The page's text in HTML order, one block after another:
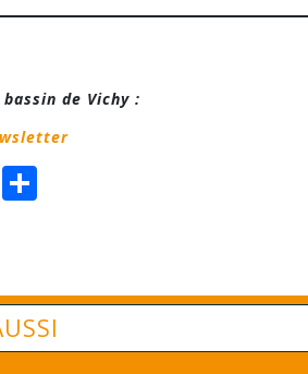
de Vichy :
Email